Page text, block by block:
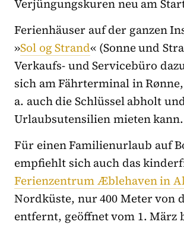
Verjüngungskuren neu am
Ferienhäuser auf der ganzen
»Sol og Strand« (Sonne und
Verkaufs- und Servicebüro
sich am Fährterminal in
a. auch die Schlüssel abholt
Urlaubsutensilien mieten kann.
Für einen Familienurlaub auf
empfiehlt sich auch das
Ferienzentrum Æblehaven in
Nordküste, nur 400 Meter von
entfernt, geöffnet vom 1. März